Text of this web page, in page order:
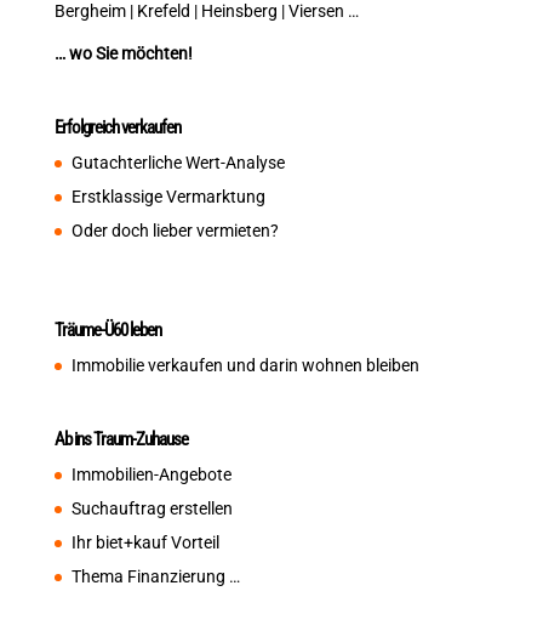
Bergheim | Krefeld | Heinsberg | Viersen …
… wo Sie möchten!
Erfolgreich verkaufen
Gutachterliche Wert-Analyse
Erstklassige Vermarktung
Oder doch lieber vermieten?
Träume-Ü60 leben
Immobilie verkaufen und darin wohnen bleiben
Ab ins Traum-Zuhause
Immobilien-Angebote
Suchauftrag erstellen
Ihr biet+kauf Vorteil
Thema Finanzierung …